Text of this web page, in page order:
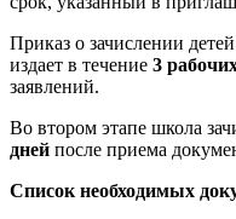
Приказ о зачислении
издает в течение 3
заявлений.
Во втором этапе школа
дней после приема
Список необходимых